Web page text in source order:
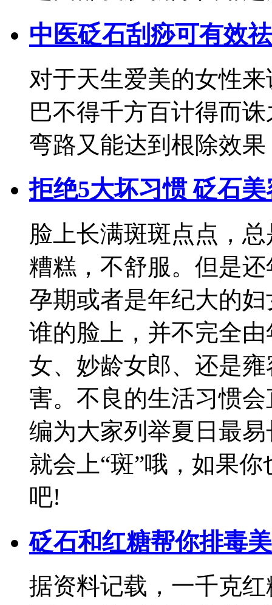
中医砭石刮痧可有效
对于天生爱美的女性
巴不得千方百计得而
弯路又能达到根除效
拒绝5大坏习惯 砭石
脸上长满斑斑点点，
糟糕，不舒服。但是
孕期或者是年纪大的
谁的脸上，并不完全
女、妙龄女郎、还是
害。不良的生活习惯
编为大家列举夏日最
就会上“斑”哦，如果
吧!
砭石和红糖帮你排毒
据资料记载，一千克